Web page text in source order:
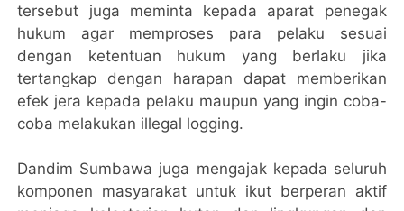
tersebut juga meminta kepada aparat penegak
hukum agar memproses para pelaku sesuai
dengan ketentuan hukum yang berlaku jika
tertangkap dengan harapan dapat memberikan
efek jera kepada pelaku maupun yang ingin coba-
coba melakukan illegal logging.
Dandim Sumbawa juga mengajak kepada seluruh
komponen masyarakat untuk ikut berperan aktif